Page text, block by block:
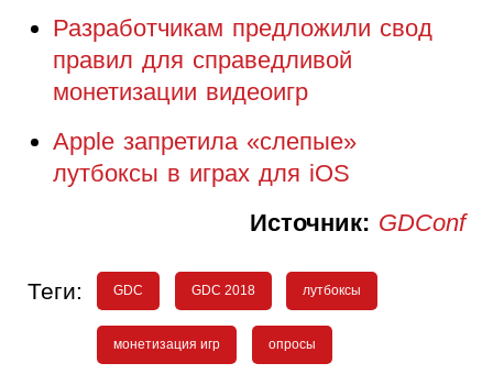
Разработчикам предложили свод
правил для справедливой
монетизации видеоигр
Apple запретила «слепые»
лутбоксы в играх для iOS
Источник: GDConf
Теги: GDC GDC 2018 лутбоксы
монетизация игр опросы